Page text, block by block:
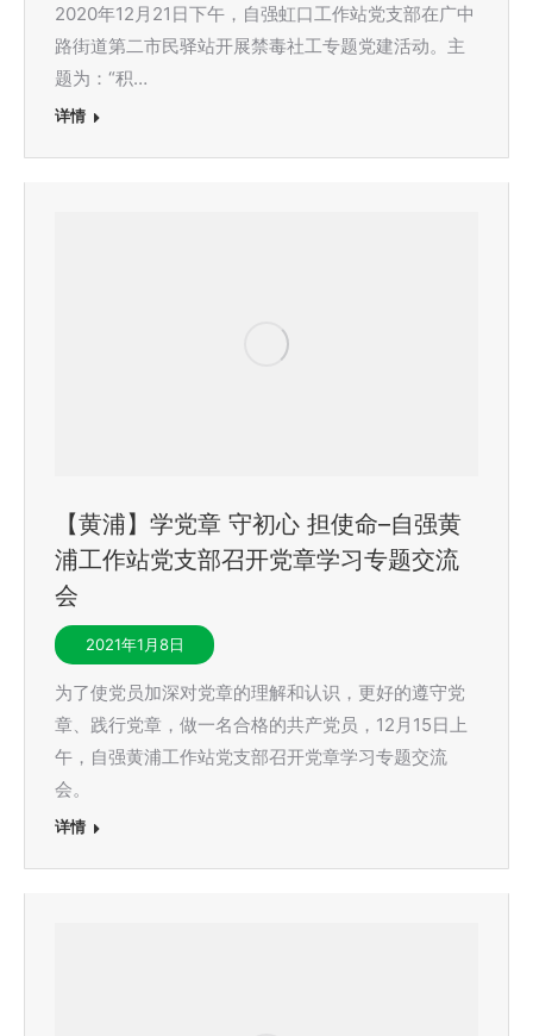
2020年12月21日下午，自强虹口工作站党支部在广中
路街道第二市民驿站开展禁毒社工专题党建活动。主
题为：“积…
详情
【黄浦】学党章 守初心 担使命–自强黄
浦工作站党支部召开党章学习专题交流
会
2021年1月8日
为了使党员加深对党章的理解和认识，更好的遵守党
章、践行党章，做一名合格的共产党员，12月15日上
午，自强黄浦工作站党支部召开党章学习专题交流
会。
详情